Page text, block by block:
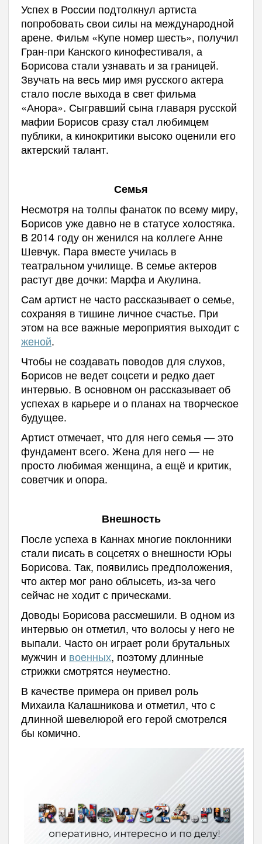
Успех в России подтолкнул артиста
попробовать свои силы на международной
арене. Фильм «Купе номер шесть», получил
Гран-при Канского кинофестиваля, а
Борисова стали узнавать и за границей.
Звучать на весь мир имя русского актера
стало после выхода в свет фильма
«Анора». Сыгравший сына главаря русской
мафии Борисов сразу стал любимцем
публики, а кинокритики высоко оценили его
актерский талант.
Семья
Несмотря на толпы фанаток по всему миру,
Борисов уже давно не в статусе холостяка.
В 2014 году он женился на коллеге Анне
Шевчук. Пара вместе училась в
театральном училище. В семье актеров
растут две дочки: Марфа и Акулина.
Сам артист не часто рассказывает о семье,
сохраняя в тишине личное счастье. При
этом на все важные мероприятия выходит с
женой.
Чтобы не создавать поводов для слухов,
Борисов не ведет соцсети и редко дает
интервью. В основном он рассказывает об
успехах в карьере и о планах на творческое
будущее.
Артист отмечает, что для него семья — это
фундамент всего. Жена для него — не
просто любимая женщина, а ещё и критик,
советчик и опора.
Внешность
После успеха в Каннах многие поклонники
стали писать в соцсетях о внешности Юры
Борисова. Так, появились предположения,
что актер мог рано облысеть, из-за чего
сейчас не ходит с прическами.
Доводы Борисова рассмешили. В одном из
интервью он отметил, что волосы у него не
выпали. Часто он играет роли брутальных
мужчин и военных, поэтому длинные
стрижки смотрятся неуместно.
В качестве примера он привел роль
Михаила Калашникова и отметил, что с
длинной шевелюрой его герой смотрелся
бы комично.